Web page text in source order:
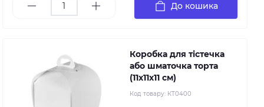
До кошика
Коробка для тістечка
або шматочка торта
(11х11х11 см)
Код товару: КТ0400